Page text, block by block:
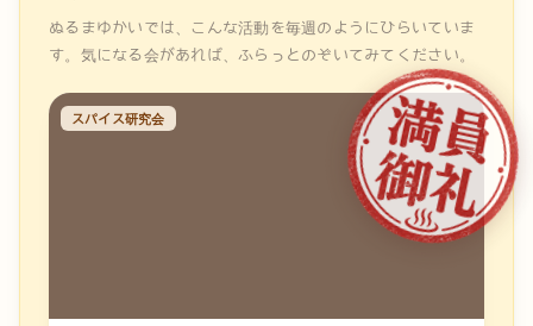
ぬるまゆかいでは、こんな活動を毎週のようにひらいていま
す。気になる会があれば、ふらっとのぞいてみてください。
スパイス研究会